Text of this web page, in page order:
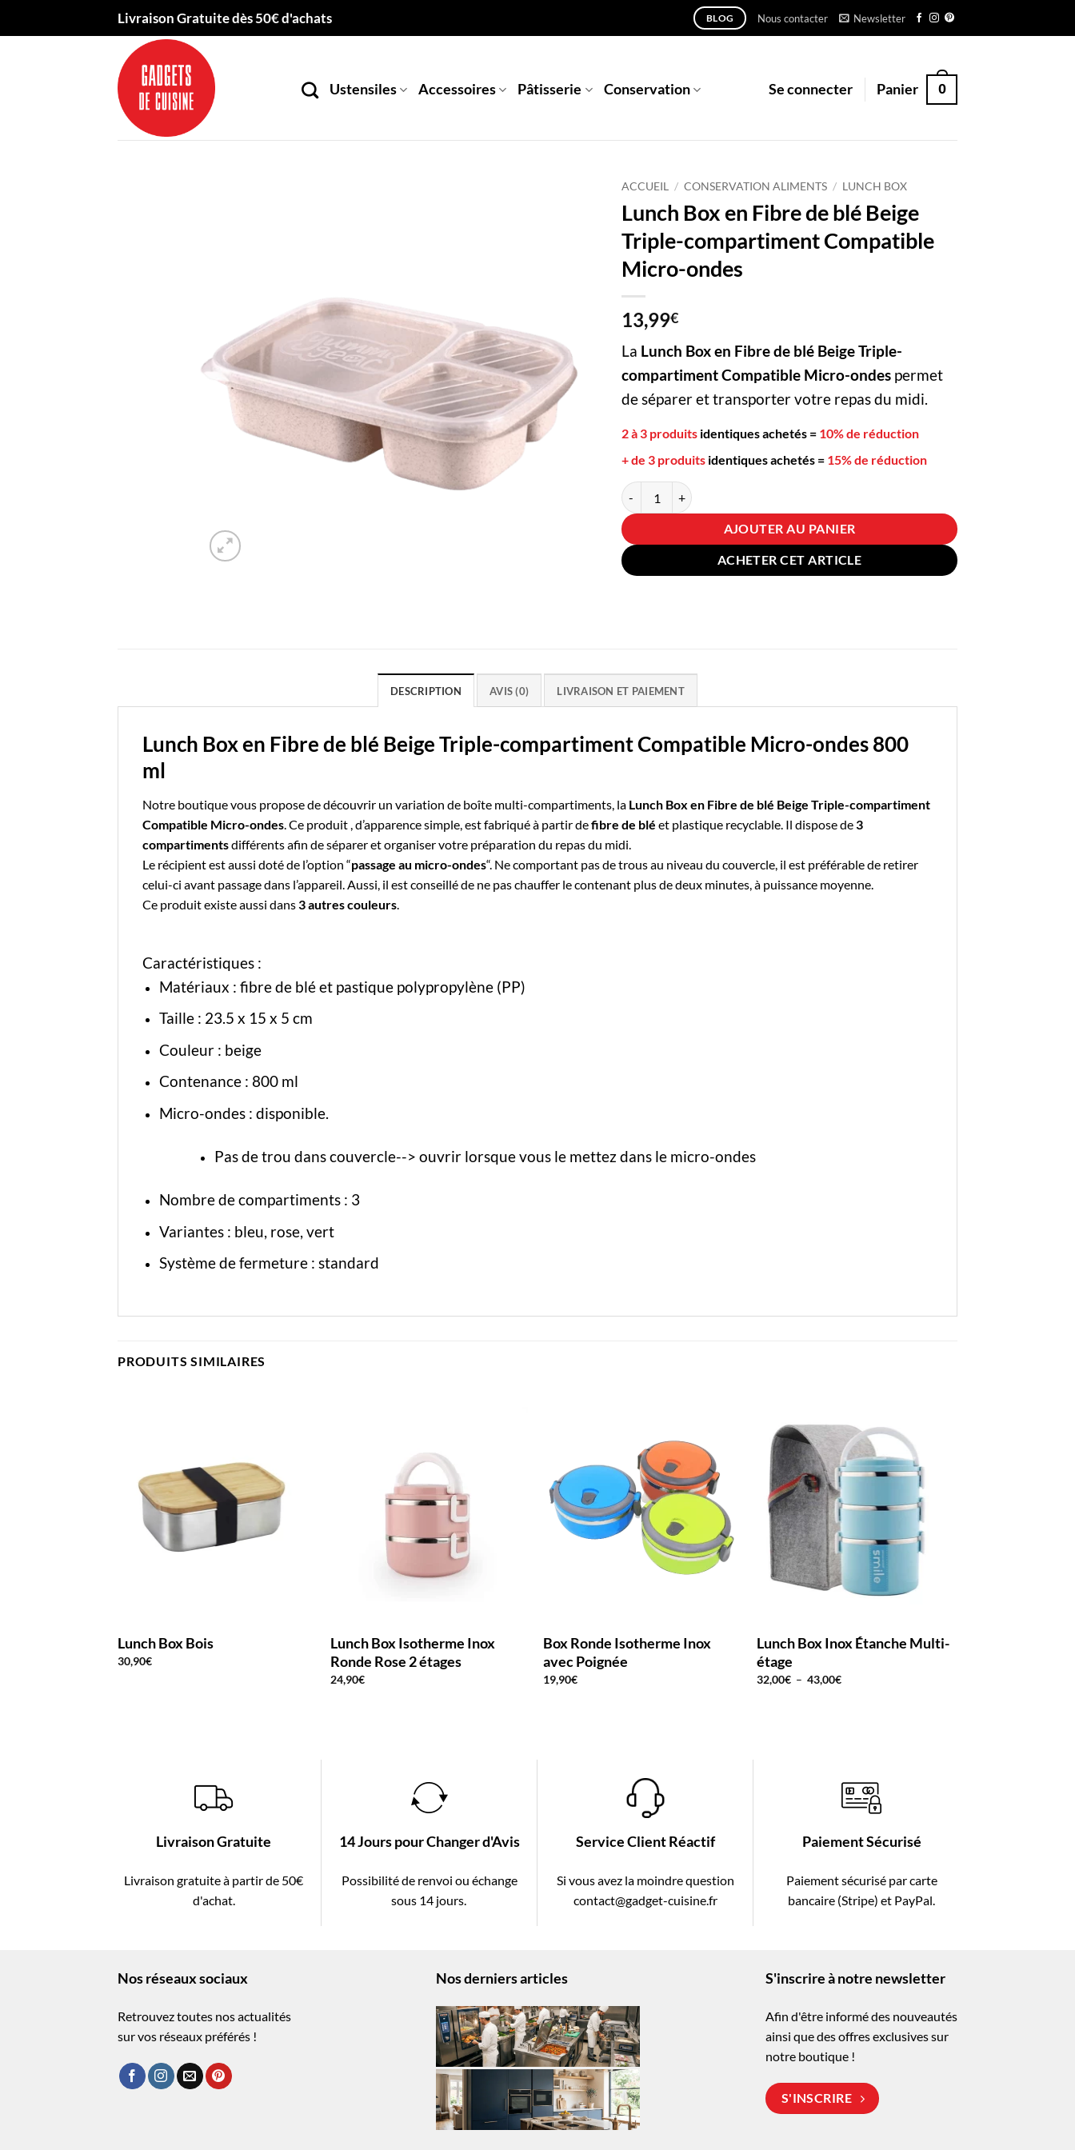
Livraison Gratuite dès 50€ d'achats BLOG Nous contacter Newsletter
Ustensiles Accessoires Pâtisserie Conservation Se connecter Panier 0
ACCUEIL / CONSERVATION ALIMENTS / LUNCH BOX
Lunch Box en Fibre de blé Beige
Triple-compartiment Compatible
Micro-ondes
13,99€
La Lunch Box en Fibre de blé Beige Triple-
compartiment Compatible Micro-ondes permet
de séparer et transporter votre repas du midi.
2 à 3 produits identiques achetés = 10% de réduction
+ de 3 produits identiques achetés = 15% de réduction
quantité de Lunch Box en Fibre de blé Beige Triple-compartiment Compatible Micro-ondes
AJOUTER AU PANIER
ACHETER CET ARTICLE
DESCRIPTION AVIS (0) LIVRAISON ET PAIEMENT
Lunch Box en Fibre de blé Beige Triple-compartiment Compatible Micro-ondes 800
ml
Notre boutique vous propose de découvrir un variation de boîte multi-compartiments, la Lunch Box en Fibre de blé Beige Triple-compartiment
Compatible Micro-ondes. Ce produit , d’apparence simple, est fabriqué à partir defibre de blé et plastique recyclable. Il dispose de3
compartimentsdifférents afin de séparer et organiser votre préparation du repas du midi.
Le récipient est aussi doté de l’option “passage au micro-ondes“. Ne comportant pas de trous au niveau du couvercle, il est préférable de retirer
celui-ci avant passage dans l’appareil. Aussi, il est conseillé de ne pas chauffer le contenant plus de deux minutes, à puissance moyenne.
Ce produit existe aussi dans3 autres couleurs.
Caractéristiques :
Matériaux : fibre de blé et pastique polypropylène (PP)
Taille : 23.5 x 15 x 5 cm
Couleur : beige
Contenance : 800 ml
Micro-ondes : disponible.
Pas de trou dans couvercle--> ouvrir lorsque vous le mettez dans le micro-ondes
Nombre de compartiments : 3
Variantes : bleu, rose, vert
Système de fermeture : standard
PRODUITS SIMILAIRES
Lunch Box Bois
30,90€
Lunch Box Isotherme Inox
Ronde Rose 2 étages
24,90€
Box Ronde Isotherme Inox
avec Poignée
19,90€
Lunch Box Inox Étanche Multi-
étage
32,00€ – 43,00€Plage
Livraison Gratuite
Livraison gratuite à partir de 50€
d'achat.
14 Jours pour Changer d'Avis
Possibilité de renvoi ou échange
sous 14 jours.
Service Client Réactif
Si vous avez la moindre question
contact@gadget-cuisine.fr
Paiement Sécurisé
Paiement sécurisé par carte
bancaire (Stripe) et PayPal.
Nos réseaux sociaux
Retrouvez toutes nos actualités
sur vos réseaux préférés !
Nos derniers articles S'inscrire à notre newsletter
Afin d'être informé des nouveautés
ainsi que des offres exclusives sur
notre boutique !
S'INSCRIRE